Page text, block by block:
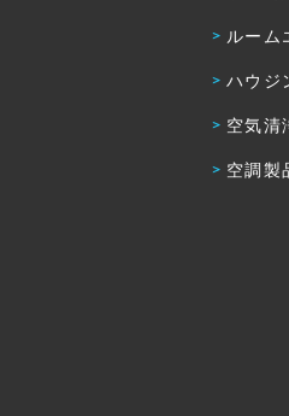
ルーム
ハウジ
空気清
空調製